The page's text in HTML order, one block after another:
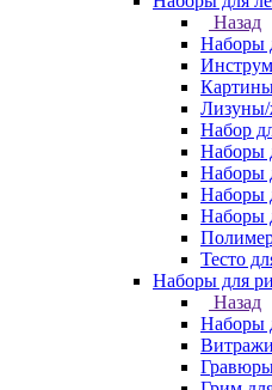
Назад
Наборы
Лизуны/
Набор
Наборы
Наборы
Наборы
Наборы
Тесто
Наборы для
Назад
Наборы